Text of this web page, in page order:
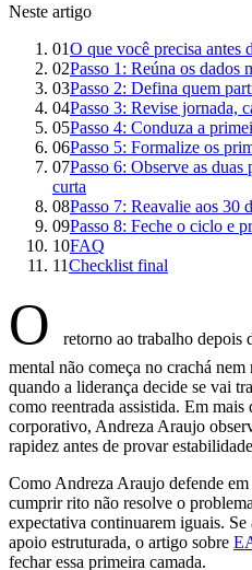
Neste artigo
01O que você precisa antes
02Passo 1: Reúna os dados
03Passo 2: Defina quem
04Passo 3: Revise jornada,
05Passo 4: Conduza a
06Passo 5: Formalize os
07Passo 6: Observe as
curta
08Passo 7: Reavalie aos 30
09Passo 8: Feche o ciclo e
10FAQ
11Checklist final
O
retorno ao trabalho depois
mental não começa no crachá
quando a liderança decide se vai
como reentrada assistida. Em
corporativo, Andreza Araujo
rapidez antes de provar
Como Andreza Araujo defende em
cumprir rito não resolve o
expectativa continuarem iguais. Se
apoio estruturada, o artigo sobre
fechar essa primeira camada.